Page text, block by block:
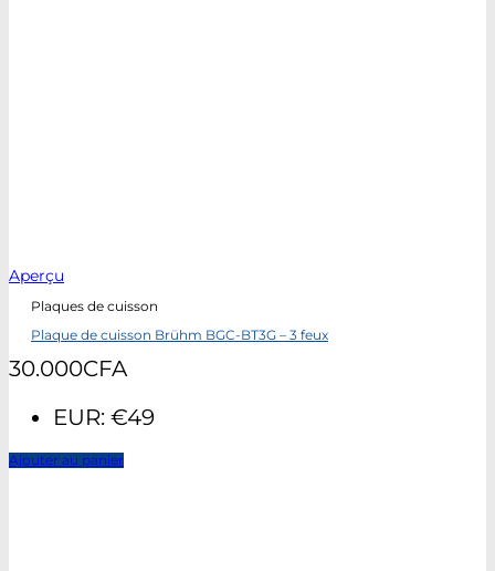
Aperçu
Plaques de cuisson
Plaque de cuisson Brühm BGC-BT3G – 3 feux
30.000CFA
EUR: €49
Ajouter au panier